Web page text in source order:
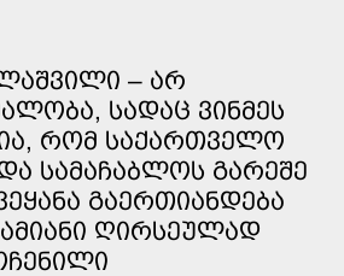
– ᲐᲠ
ᲡᲐᲓᲐᲪ ᲕᲘᲜᲛᲔᲡ
ᲠᲝᲛ ᲡᲐᲥᲐᲠᲗᲕᲔᲚᲝ
ᲡᲐᲛᲐᲩᲐᲑᲚᲝᲡ ᲒᲐᲠᲔᲨᲔ
ᲒᲐᲔᲠᲗᲘᲐᲜᲓᲔᲑᲐ
ᲦᲘᲠᲡᲔᲣᲚᲐᲓ